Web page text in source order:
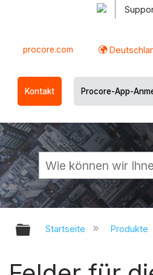
procore.com
Kontakt Procore-App-
Globale
Startseite Produkte